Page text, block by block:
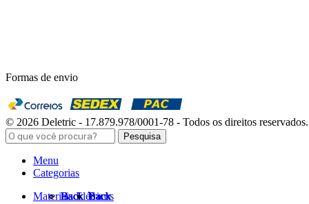
Formas de envio
© 2026 Deletric - 17.879.978/0001-78 - Todos os direitos reservados.
Pesquisa
Menu
Categorias
Materiais Elétricos
Back Back
Back
Back
Back
Back Back
Back
Back
Back
Back Back
Back Back
Back
Back
Back Back